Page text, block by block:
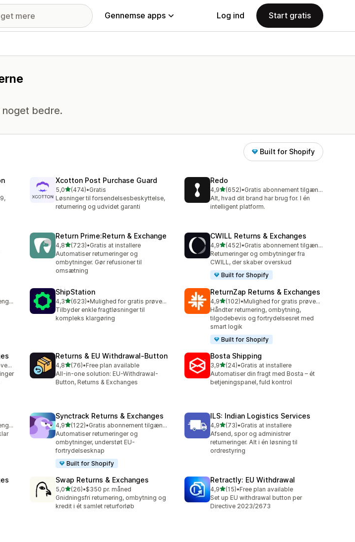
Gennemse apps Log ind Start gratis
noget bedre.
Built for Shopify
Xcotton Post Purchase Guard
5,0ud af 5 stjerner
(474)
474 anmeldelser i alt
•Gratis
Løsninger til forsendelsesbeskyttelse,
returnering og udvidet garanti
Redo
4,9ud af 5 stjerner
(652)
652 anmeldelser i alt
•
Gratis abonnement tilgængeligt
Alt, hvad dit brand har brug for. I én
intelligent platform.
Return Prime:Return & Exchange
4,8ud af 5 stjerner
(723)
723 anmeldelser i alt
•Gratis at installere
Automatiser returneringer og
ombytninger. Gør refusioner til
omsætning
CWILL Returns & Exchanges
4,9ud af 5 stjerner
(452)
452 anmeldelser i alt
•
Gratis abonnement tilgængeligt
Returneringer og ombytninger fra
CWILL, der skaber overskud
Built for Shopify
Gratis abonnement tilgængeligt
ShipStation
4,3ud af 5 stjerner
(623)
623 anmeldelser i alt
•
Mulighed for gratis prøveperiode
Tilbyder enkle fragtløsninger til
kompleks klargøring
ReturnZap Returns & Exchanges
4,9ud af 5 stjerner
(102)
102 anmeldelser i alt
•
Mulighed for gratis prøveperiode
Håndter returnering, ombytning,
tilgodebevis og fortrydelsesret med
smart logik
Built for Shopify
Mulighed for gratis prøveperiode
Returns & EU Withdrawal‑Button
4,8ud af 5 stjerner
(76)
76 anmeldelser i alt
•Free plan available
All-in-one solution: EU-Withdrawal-
Button, Returns & Exchanges
Bosta Shipping
3,9ud af 5 stjerner
(24)
24 anmeldelser i alt
•Gratis at installere
Automatiser din fragt med Bosta – ét
betjeningspanel, fuld kontrol
Gratis abonnement tilgængeligt
Synctrack Returns & Exchanges
4,9ud af 5 stjerner
(122)
122 anmeldelser i alt
•
Gratis abonnement tilgængeligt
Automatiser returneringer og
ombytninger, understøt EU-
fortrydelsesknap
Built for Shopify
ILS: Indian Logistics Services
4,9ud af 5 stjerner
(73)
73 anmeldelser i alt
•Gratis at installere
Afsend, spor og administrer
returneringer. Alt i én løsning til
ordrestyring
Swap Returns & Exchanges
5,0ud af 5 stjerner
(26)
26 anmeldelser i alt
•$350 pr. måned
Gnidningsfri returnering, ombytning og
kredit i ét samlet returforløb
Retractly: EU Withdrawal
4,9ud af 5 stjerner
(15)
15 anmeldelser i alt
•Free plan available
Set up EU withdrawal button per
Directive 2023/2673